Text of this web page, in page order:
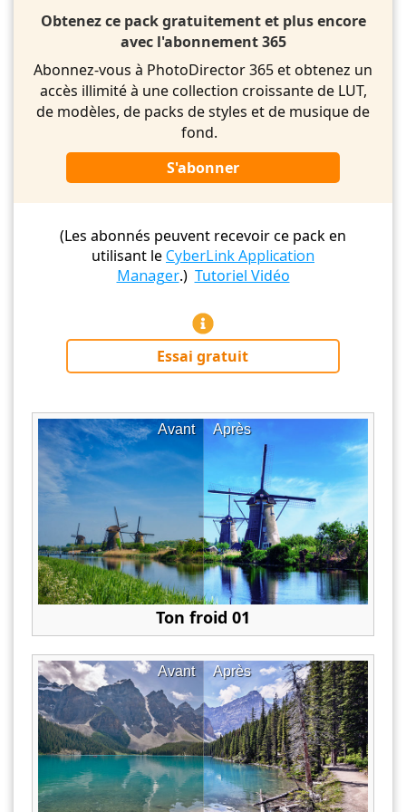
Obtenez ce pack gratuitement et plus encore
avec l'abonnement 365
Abonnez-vous à PhotoDirector 365 et obtenez un
accès illimité à une collection croissante de LUT,
de modèles, de packs de styles et de musique de
fond.
S'abonner
(Les abonnés peuvent recevoir ce pack en
utilisant leCyberLink Application
Manager.) Tutoriel Vidéo
Essai gratuit
Après
Avant
Ton froid 01
Après
Avant